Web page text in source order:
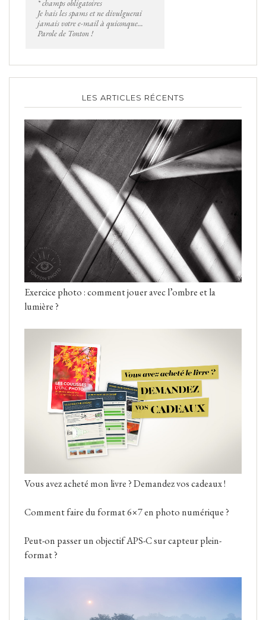
* champs obligatoires
Je hais les spams et ne divulguerai
jamais votre e-mail à quiconque...
Parole de Tonton !
LES ARTICLES RÉCENTS
Exercice photo : comment jouer avec l’ombre et la
lumière ?
Vous avez acheté mon livre ? Demandez vos cadeaux !
Comment faire du format 6×7 en photo numérique ?
Peut-on passer un objectif APS-C sur capteur plein-
format ?